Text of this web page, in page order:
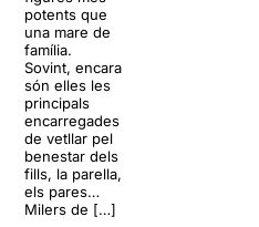
potents que
una mare de
família.
Sovint, encara
són elles les
principals
encarregades
de vetllar pel
benestar dels
fills, la parella,
els pares…
Milers de […]